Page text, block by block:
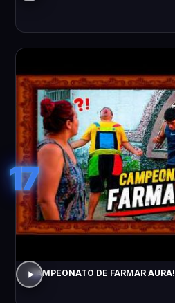
17
CAMPEONATO DE FARMAR AURA!